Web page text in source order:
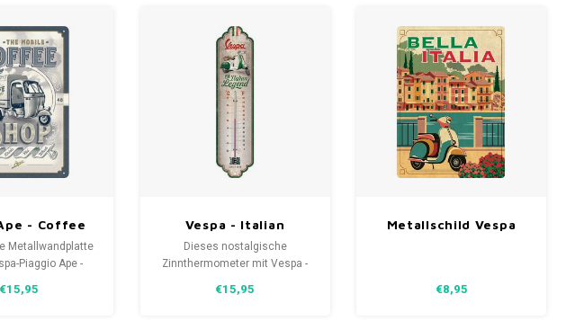
- Coffee
cm
Metallwandplatte
Piaggio Ape -
Dekoration mit
€15,95
Vespa - Italian
Legend
Metallthermometer
Dieses nostalgische
Zinnthermometer mit Vespa -
extra stark gebogenem Metall
€15,95
Metallschild Vespa
€8,95